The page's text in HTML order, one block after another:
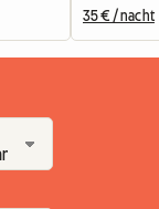
35 € / nacht